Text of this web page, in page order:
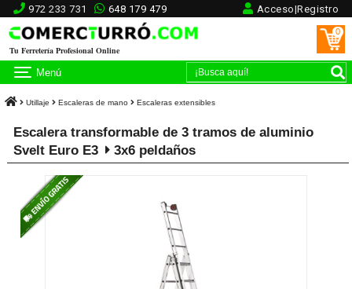
972 233 731 648 179 479 Acceso|Registro
Tu Ferretería Profesional Online
0
Menú
Utillaje Escaleras de mano Escaleras extensibles
Escalera transformable de 3 tramos de aluminio
Svelt Euro E3
3x6 peldaños